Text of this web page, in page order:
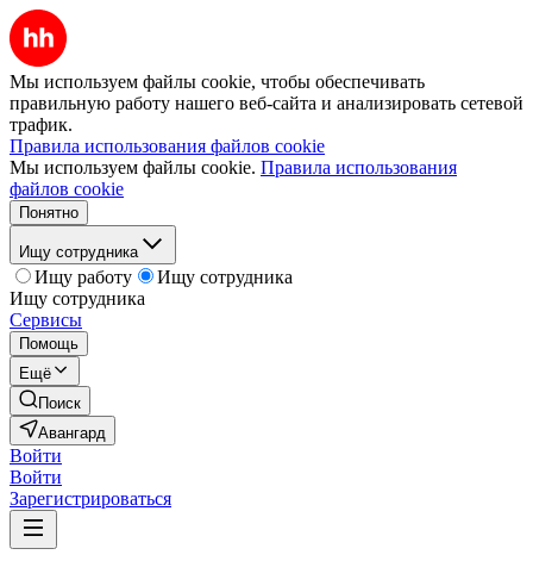
Мы используем файлы cookie, чтобы обеспечивать
правильную работу нашего веб-сайта и анализировать сетевой
трафик.
Правила использования файлов cookie
Мы используем файлы cookie. Правила использования
файлов cookie
Понятно
Ищу сотрудника
Ищу работу
Ищу сотрудника
Ищу сотрудника
Сервисы
Помощь
Ещё
Поиск
Авангард
Войти
Войти
Зарегистрироваться